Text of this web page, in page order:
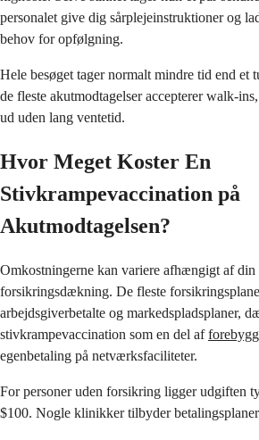
personalet give dig sårplejeinstruktioner og
behov for opfølgning.
Hele besøget tager normalt mindre tid end et
de fleste akutmodtagelser accepterer walk-
ud uden lang ventetid.
Hvor Meget Koster En
Stivkrampevaccination på
Akutmodtagelsen?
Omkostningerne kan variere afhængigt af din
forsikringsdækning. De fleste
arbejdsgiverbetalte og markedspladsplaner,
stivkrampevaccination som en del af
egenbetaling på netværksfaciliteter.
For personer uden forsikring ligger udgiften
$100. Nogle klinikker tilbyder